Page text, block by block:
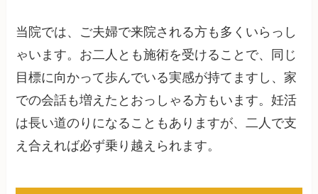
当院では、ご夫婦で来院される方も多くいらっし
ゃいます。お二人とも施術を受けることで、同じ
目標に向かって歩んでいる実感が持てますし、家
での会話も増えたとおっしゃる方もいます。妊活
は長い道のりになることもありますが、二人で支
え合えれば必ず乗り越えられます。